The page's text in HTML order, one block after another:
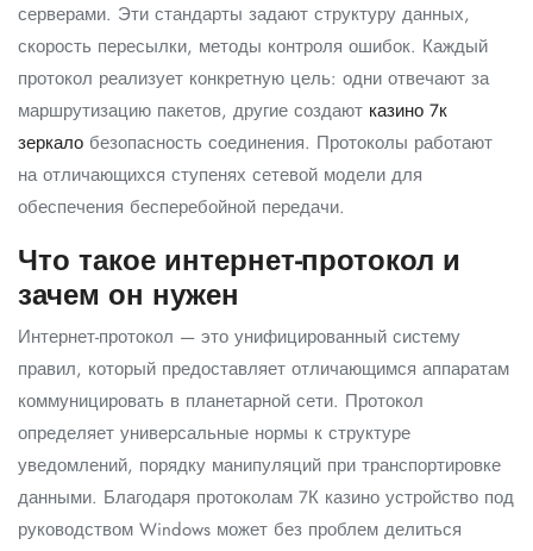
серверами. Эти стандарты задают структуру данных,
скорость пересылки, методы контроля ошибок. Каждый
протокол реализует конкретную цель: одни отвечают за
маршрутизацию пакетов, другие создают казино 7к
зеркало безопасность соединения. Протоколы работают
на отличающихся ступенях сетевой модели для
обеспечения бесперебойной передачи.
Что такое интернет-протокол и
зачем он нужен
Интернет-протокол — это унифицированный систему
правил, который предоставляет отличающимся аппаратам
коммуницировать в планетарной сети. Протокол
определяет универсальные нормы к структуре
уведомлений, порядку манипуляций при транспортировке
данными. Благодаря протоколам 7К казино устройство под
руководством Windows может без проблем делиться